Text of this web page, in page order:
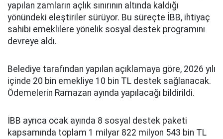
yapılan zamların açlık sınırının altında kaldığı
yönündeki eleştiriler sürüyor. Bu süreçte İBB, ihtiyaç
sahibi emeklilere yönelik sosyal destek programını
devreye aldı.
Belediye tarafından yapılan açıklamaya göre, 2026 yılı
içinde 20 bin emekliye 10 bin TL destek sağlanacak.
Ödemelerin Ramazan ayında yapılacağı bildirildi.
İBB ayrıca ocak ayında 8 sosyal destek paketi
kapsamında toplam 1 milyar 822 milyon 543 bin TL